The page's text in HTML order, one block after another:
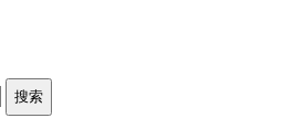
搜索